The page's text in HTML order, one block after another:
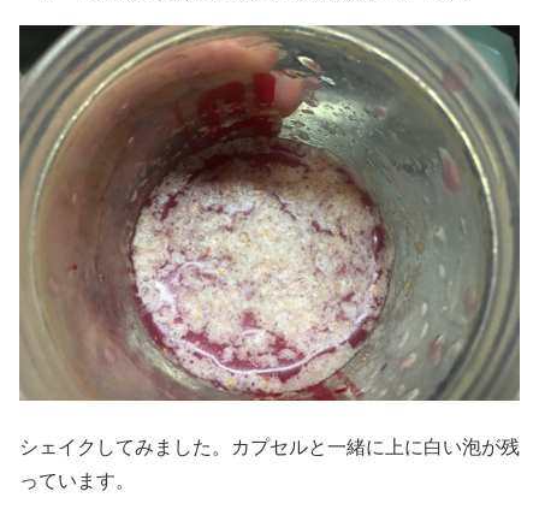
シェイクしてみました。カプセルと一緒に上に白い泡が残
っています。